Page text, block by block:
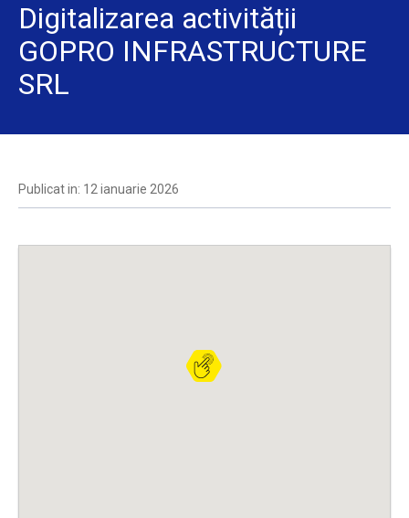
Digitalizarea activității
GOPRO INFRASTRUCTURE
SRL
Publicat in: 12 ianuarie 2026